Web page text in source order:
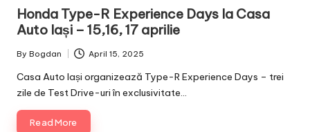
Honda Type-R Experience Days la Casa
Auto Iași – 15,16, 17 aprilie
Posted
by
By Bogdan April 15, 2025
Casa Auto Iași organizează Type-R Experience Days – trei
zile de Test Drive-uri în exclusivitate…
Read More